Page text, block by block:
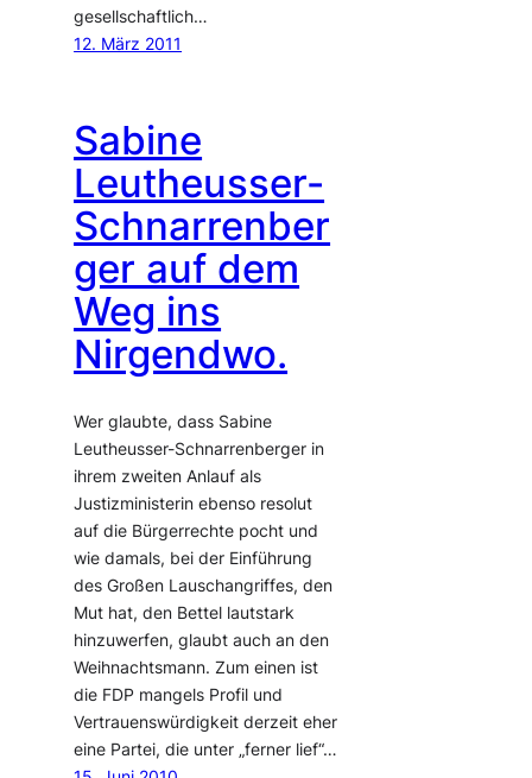
gesellschaftlich…
12. März 2011
Sabine
Leutheusser-
Schnarrenber
ger auf dem
Weg ins
Nirgendwo.
Wer glaubte, dass Sabine
Leutheusser-Schnarrenberger in
ihrem zweiten Anlauf als
Justizministerin ebenso resolut
auf die Bürgerrechte pocht und
wie damals, bei der Einführung
des Großen Lauschangriffes, den
Mut hat, den Bettel lautstark
hinzuwerfen, glaubt auch an den
Weihnachtsmann. Zum einen ist
die FDP mangels Profil und
Vertrauenswürdigkeit derzeit eher
eine Partei, die unter „ferner lief“…